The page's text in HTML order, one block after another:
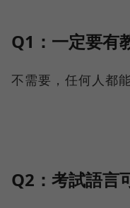
Q1：一定要有
不需要，任何人都
Q2：考試語言